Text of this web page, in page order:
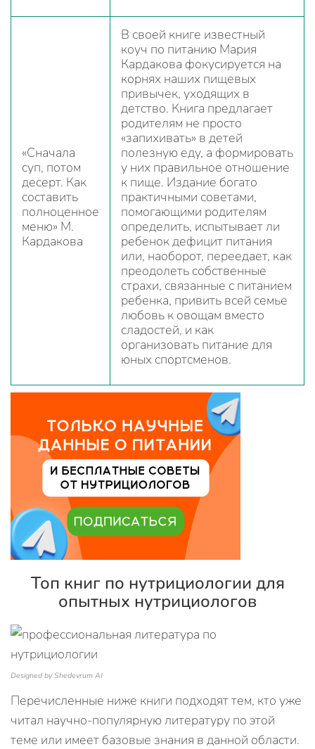
«Сначала
суп, потом
десерт. Как
составить
полноценное
меню» М.
Кардакова
В своей книге известный
коуч по питанию Мария
Кардакова фокусируется на
корнях наших пищевых
привычек, уходящих в
детство. Книга предлагает
родителям не просто
«запихивать» в детей
полезную еду, а формировать
у них правильное отношение
к пище. Издание богато
практичными советами,
помогающими родителям
определить, испытывает ли
ребенок дефицит питания
или, наоборот, переедает, как
преодолеть собственные
страхи, связанные с питанием
ребенка, привить всей семье
любовь к овощам вместо
сладостей, и как
организовать питание для
юных спортсменов.
Топ книг по нутрициологии для
опытных нутрициологов
Designed by Shedevrum AI
Перечисленные ниже книги подходят тем, кто уже
читал научно-популярную литературу по этой
теме или имеет базовые знания в данной области.